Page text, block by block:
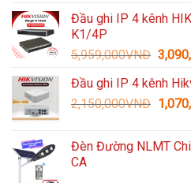
là:
Đầu ghi IP 4 kênh
K1/4P
5,959,000VNĐ Giá
là:
Đầu ghi IP 4 kênh
2,150,000VNĐ Giá
Đèn Đường NLMT
CA